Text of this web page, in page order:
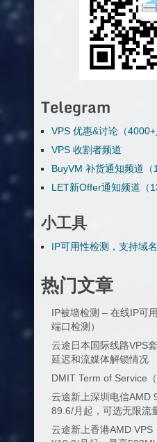
Telegram
VPS 优惠&讨论（4000+
VPS 收割者频道
BuyVM 补货通知频道（
LET新Offer通知频道（
小工具
IP可用性检测，支持域名
热门文章
IP被墙检测 – 在线IP可
端口检测）
云途日本国际线路VPS
延迟和流媒体解锁情况
DMIT Term of Service
云途新上深圳电信AMD
89.6/月起，可选无限流
云途新上香港AMD